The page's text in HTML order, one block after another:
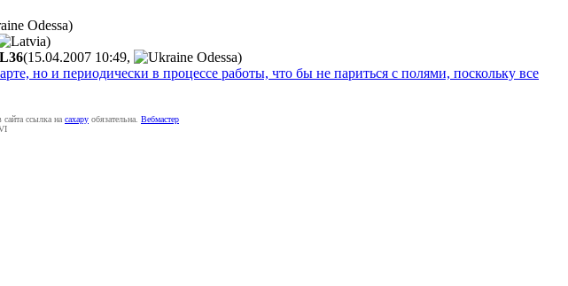
)
)
(15.04.2007 10:49,
)
но и периодически в процессе работы, что бы не париться с полями, поскольку все
ссылка на caxapу обязательна. Вебмастер